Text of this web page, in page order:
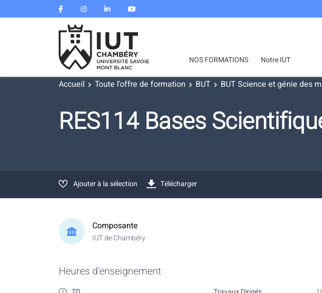
NOS FORMATIONS Notre IUT
Accueil Toute l'offre de formation BUT BUT Science et génie des
RES114 Bases
Ajouter à la sélection Télécharger
Composante
IUT de Chambéry
Heures d'enseignement